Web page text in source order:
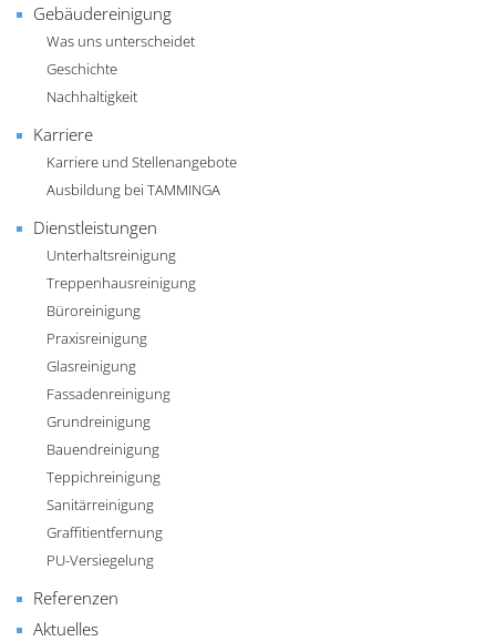
Gebäudereinigung
Was uns unterscheidet
Geschichte
Nachhaltigkeit
Karriere
Karriere und Stellenangebote
Ausbildung bei TAMMINGA
Dienstleistungen
Unterhaltsreinigung
Treppenhausreinigung
Büroreinigung
Praxisreinigung
Glasreinigung
Fassadenreinigung
Grundreinigung
Bauendreinigung
Teppichreinigung
Sanitärreinigung
Graffitientfernung
PU-Versiegelung
Referenzen
Aktuelles